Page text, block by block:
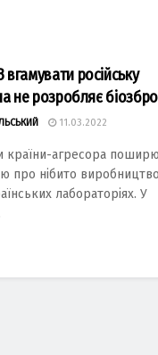
російську
не розробляє
11.03.2022
країни-агресора
про нібито виробництво
лабораторіях. У